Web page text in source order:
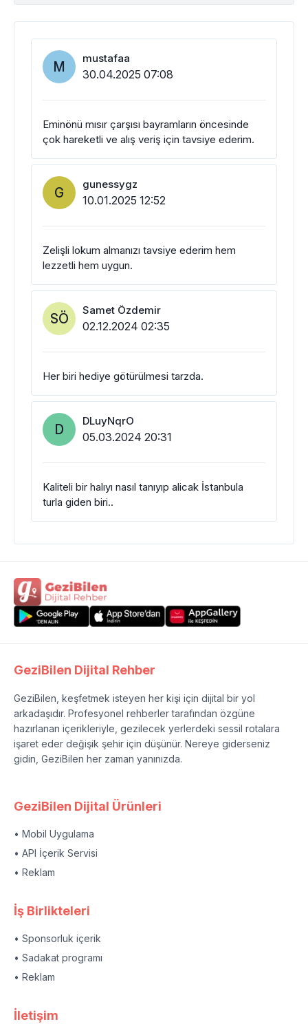
M mustafaa
30.04.2025 07:08
Eminönü mısır çarşısı bayramların öncesinde
çok hareketli ve alış veriş için tavsiye ederim.
G gunessygz
10.01.2025 12:52
Zelişli lokum almanızı tavsiye ederim hem
lezzetli hem uygun.
SÖ Samet Özdemir
02.12.2024 02:35
Her biri hediye götürülmesi tarzda.
D DLuyNqrO
05.03.2024 20:31
Kaliteli bir halıyı nasıl tanıyıp alicak İstanbula
turla giden biri..
GeziBilen Dijital Rehber
GeziBilen, keşfetmek isteyen her kişi için dijital bir yol
arkadaşıdır. Profesyonel rehberler tarafından özgüne
hazırlanan içerikleriyle, gezilecek yerlerdeki sessil rotalara
işaret eder değişik şehir için düşünür. Nereye giderseniz
gidin, GeziBilen her zaman yanınızda.
GeziBilen Dijital Ürünleri
• Mobil Uygulama
• API İçerik Servisi
• Reklam
İş Birlikteleri
• Sponsorluk içerik
• Sadakat programı
• Reklam
İletişim